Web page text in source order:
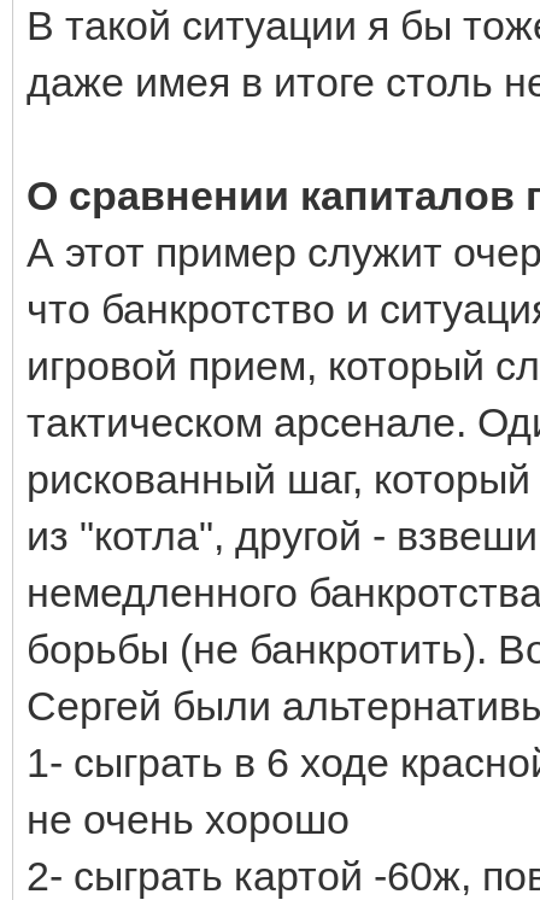
В такой ситуации я бы
даже имея в итоге столь
О сравнении капиталов
А этот пример служит
что банкротство и
игровой прием, который
тактическом арсенале.
рискованный шаг,
из "котла", другой -
немедленного
борьбы (не банкротить).
Сергей были
1- сыграть в 6 ходе
не очень хорошо
2- сыграть картой -60ж,